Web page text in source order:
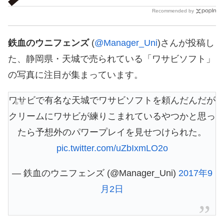
Recommended by
鉄血のウニフェンズ(@Manager_Uni)さんが投稿し
た、静岡県・天城で売られている「ワサビソフト」
の写真に注目が集まっています。
ワサビで有名な天城でワサビソフトを頼んだんだが
クリームにワサビが練りこまれているやつかと思っ
たら予想外のパワープレイを見せつけられた。
pic.twitter.com/uZbIxmLO2o
— 鉄血のウニフェンズ (@Manager_Uni) 2017年9
月2日